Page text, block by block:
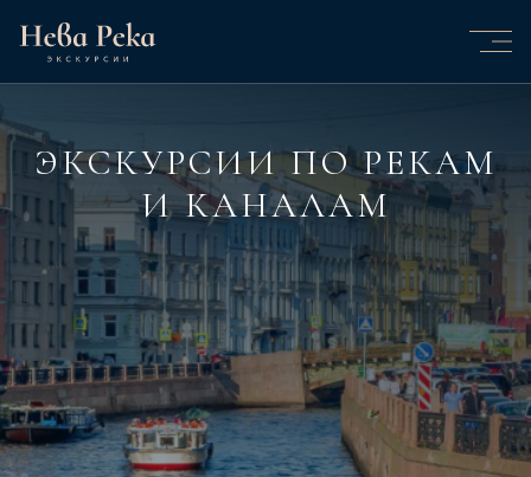
ЭКСКУРСИИ ПО РЕКАМ
И КАНАЛАМ